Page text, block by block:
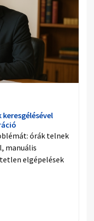
órák telnek
manuális
elgépelések